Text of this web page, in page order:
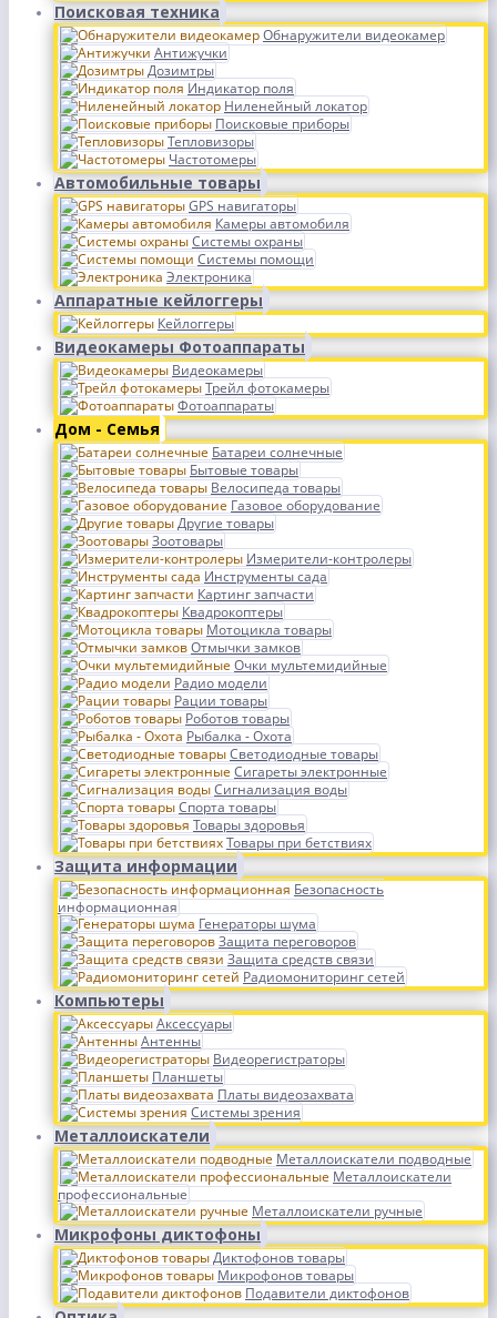
Поисковая техника
Обнаружители видеокамер
Антижучки
Дозимтры
Индикатор поля
Ниленейный локатор
Поисковые приборы
Тепловизоры
Частотомеры
Автомобильные товары
GPS навигаторы
Камеры автомобиля
Системы охраны
Системы помощи
Электроника
Аппаратные кейлоггеры
Кейлоггеры
Видеокамеры Фотоаппараты
Видеокамеры
Трейл фотокамеры
Фотоаппараты
Дом - Семья
Батареи солнечные
Бытовые товары
Велосипеда товары
Газовое оборудование
Другие товары
Зоотовары
Измерители-контролеры
Инструменты сада
Картинг запчасти
Квадрокоптеры
Мотоцикла товары
Отмычки замков
Очки мультемидийные
Радио модели
Рации товары
Роботов товары
Рыбалка - Охота
Светодиодные товары
Сигареты электронные
Сигнализация воды
Спорта товары
Товары здоровья
Товары при бетствиях
Защита информации
Безопасность
информационная
Генераторы шума
Защита переговоров
Защита средств связи
Радиомониторинг сетей
Компьютеры
Аксессуары
Антенны
Видеорегистраторы
Планшеты
Платы видеозахвата
Системы зрения
Металлоискатели
Металлоискатели подводные
Металлоискатели
профессиональные
Металлоискатели ручные
Микрофоны диктофоны
Диктофонов товары
Микрофонов товары
Подавители диктофонов